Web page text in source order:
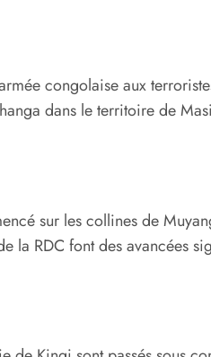
congolaise aux
dans le territoire de
sur les collines de
la RDC font des avancées